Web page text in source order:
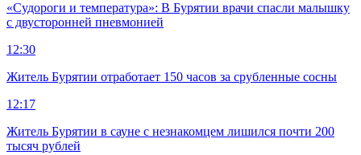
«Судороги и температура»: В Бурятии врачи спасли малышку
с двусторонней пневмонией
12:30
Житель Бурятии отработает 150 часов за срубленные сосны
12:17
Житель Бурятии в сауне с незнакомцем лишился почти 200
тысяч рублей